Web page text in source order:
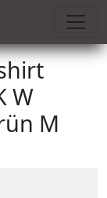
W
M